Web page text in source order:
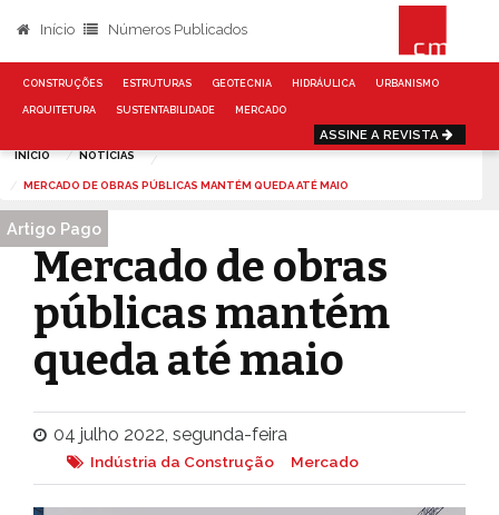
Início Números Publicados
CONSTRUÇÕES ESTRUTURAS GEOTECNIA HIDRÁULICA URBANISMO
ARQUITETURA SUSTENTABILIDADE MERCADO
ASSINE A REVISTA
INÍCIO NOTÍCIAS
MERCADO DE OBRAS PÚBLICAS MANTÉM QUEDA ATÉ MAIO
Mercado de obras
públicas mantém
queda até maio
Artigo Pago
04 julho 2022, segunda-feira
Indústria da Construção Mercado